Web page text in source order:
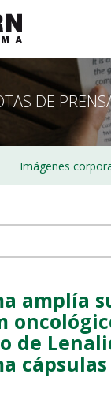
DE
Imágenes
amplía
de